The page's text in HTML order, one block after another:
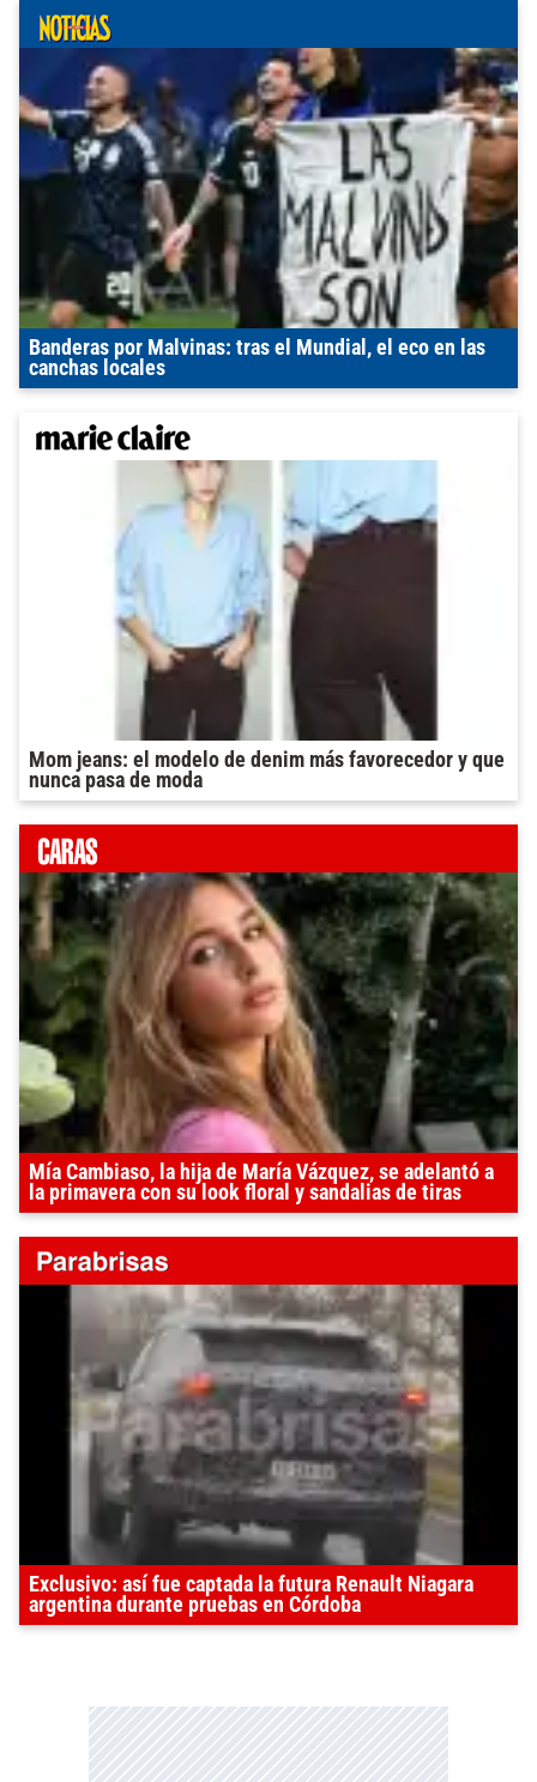
Banderas por Malvinas: tras el Mundial, el eco en las
canchas locales
Mom jeans: el modelo de denim más favorecedor y que
nunca pasa de moda
Mía Cambiaso, la hija de María Vázquez, se adelantó a
la primavera con su look floral y sandalias de tiras
Exclusivo: así fue captada la futura Renault Niagara
argentina durante pruebas en Córdoba